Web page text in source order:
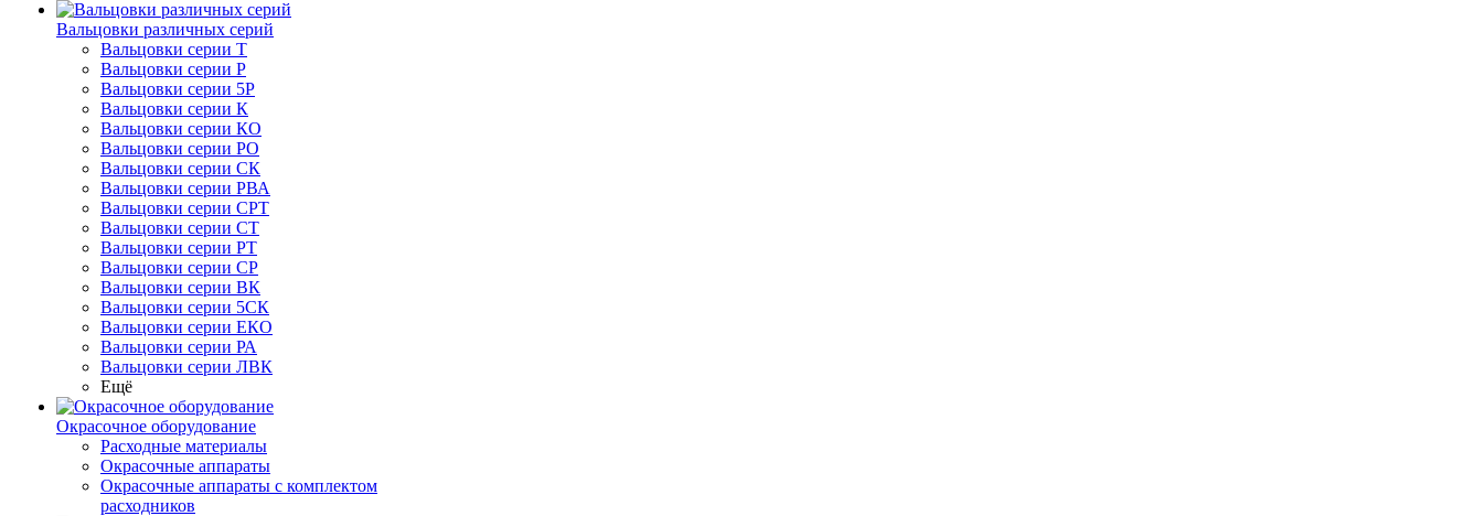
Вальцовки различных серий
Вальцовки серии Т
Вальцовки серии Р
Вальцовки серии 5Р
Вальцовки серии К
Вальцовки серии КО
Вальцовки серии РО
Вальцовки серии СК
Вальцовки серии РВА
Вальцовки серии СРТ
Вальцовки серии СТ
Вальцовки серии РТ
Вальцовки серии СР
Вальцовки серии ВК
Вальцовки серии 5СК
Вальцовки серии ЕКО
Вальцовки серии РА
Вальцовки серии ЛВК
Ещё
Окрасочное оборудование
Расходные материалы
Окрасочные аппараты
Окрасочные аппараты с комплектом
расходников